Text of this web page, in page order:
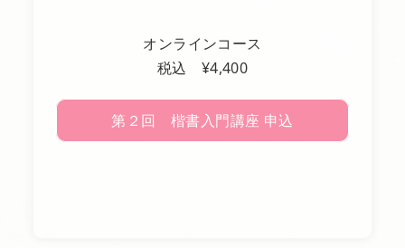
オンラインコース
税込 ¥4,400
第２回 楷書入門講座 申込